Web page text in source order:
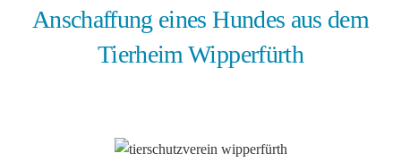
Anschaffung eines Hundes aus dem
Tierheim Wipperfürth